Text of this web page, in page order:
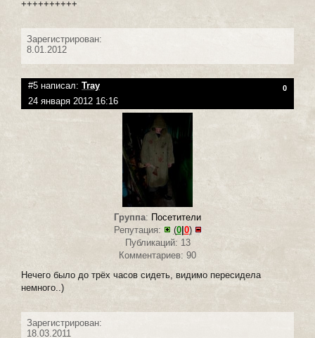
++++++++++
Зарегистрирован:
8.01.2012
#5 написал: Tray 0
24 января 2012 16:16
Группа: Посетители
Репутация:
(0| 0)
Публикаций: 13
Комментариев: 90
Нечего было до трёх часов сидеть, видимо пересидела
немного..)
Зарегистрирован:
18.03.2011